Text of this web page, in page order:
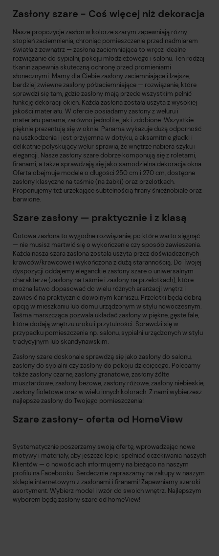
Zasłony szare - Coś więcej niż dekoracja
Nasze propozycje zasłon w kolorze szarym zapewniają różny
stopień zaciemnienia, chroniąc pomieszczenie przed nadmiarem
światła z zewnątrz — zasłona zaciemniająca to wręcz idealne
rozwiązanie do sypialni, pokoju młodzieżowego i salonu. Ten rodzaj
tkanin zapewnia skuteczną ochronę przed promieniami
słonecznymi. Mamy dla Ciebie zasłony zaciemniające i lżejsze,
bardziej zwiewne zasłony półzaciemniające — rozwiązanie, które
sprawdzi się tam, gdzie zasłony mają przede wszystkim pełnić
funkcję dekoracji okien. Każda zasłona została uszyta z wysokiej
jakości materiału. W ofercie posiadamyzasłony z weluru i
materiału panama, zarówno jednolite, jak i zdobione. Wszystkie
pięknie prezentują się w oknie. Panama wykazuje dużą odporność
na uszkodzenia i jest przyjemna w dotyku, a aksamitnie gładki i
delikatnie połyskujący welur sprawia, że wnętrze nabiera szyku i
elegancji. Nasze zasłony szare dobrze komponują się z roletami,
firanami, a także sprawdzają się jako samodzielna dekoracja okna.
Oferta obejmuje modele o długości 250 cm i 270 cm, dostępne
zasłony klasyczne na taśmie (na żabki) oraz przelotkach.
Proponujemy też urzekające subtelnością firany śnieżnobiałe oraz
barwione.
Szare zasłony — praktycznie i z klasą
Gotowa zasłona to wygodne rozwiązanie, po które warto sięgnąć
— nie musisz martwić się o wykończenie czy sposób zawieszenia.
Każda nasza szara zasłona została uszyta przez doświadczonych
krawców/krawcowe i wykończona z dużą starannością. Do Twojej
dyspozycji oddajemy eleganckie zasłony szare o uniwersalnym
charakterze (zasłony na taśmie i zasłony na przelotkach), które
można łatwo dopasować do wielu różnych aranżacji wnętrz i
zawiesić na praktycznie dowolnym karniszu. Przelotki będą dobrą
opcją w mieszkaniu lub domu urządzonym w stylu nowoczesnym.
Taśma marszcząca pozwala układać zasłony w piękne, gęste fale,
które dodają wnętrzu uroku i przytulności. Sprawdzi się w
przypadku pomieszczenia np. salonu, sypialni urządzonych w stylu
tradycyjnym lub skandynawskim.
Zasłony szare doskonale sprawdzą się jako zasłony do salonu,
zasłony do sypialni czyzasłony do pokoju dziecięcego. Polecamy
takżezasłony czarne,zasłony granatowe,zasłony żółte
musztardowe,zasłony beżowe,zasłony różowe,zasłony niebieskie,
zasłony fioletowe oraz w wielu innych kolorach. Z nami wybierzesz
najlepsze zasłony do Twojego pomieszczenia!
Szare zasłony- oferta od HomeView
Systematycznie poszerzamy swoją ofertę, wprowadzając nowe
motywy i materiały, aby jeszcze lepiej spełniać oczekiwania naszych
Klientów — o nowościach informujemy na bieżąco na naszym
profilu na Facebooku. Serdecznie zapraszamy na zakupy w naszym
sklepie internetowym z zasłonami i firanami! Zapewniamy szeroki
asortyment. Wybierz model i wzór do swoich wnętrz. Najlepszym
wyborem będą zasłony szare od homeView!